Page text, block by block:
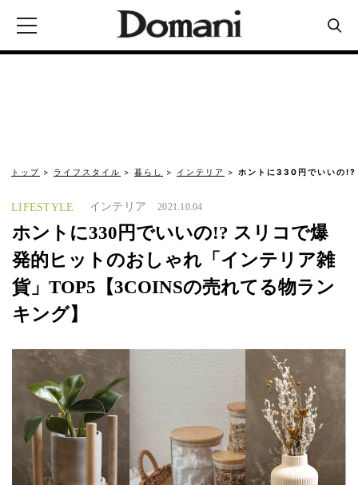
トップ ライフスタイル 暮らし インテリア ホントに330円でいいの!?
LIFESTYLE インテリア 2021.10.04
ホントに330円でいいの!? スリコで爆
発的ヒットのおしゃれ「インテリア雑
貨」TOP5【3COINSの売れてる物ラン
キング】